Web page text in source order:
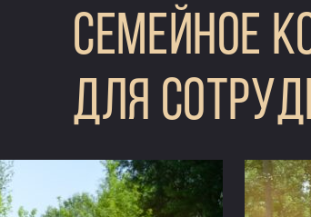
СЕМЕЙНОЕ
ДЛЯ